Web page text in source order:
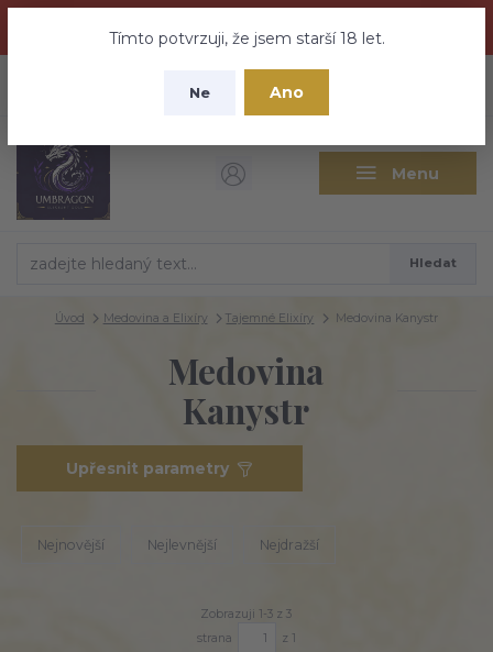
nebuďte vyděšeni zde najdete vše a ještě mnohem víc
Tímto potvrzuji, že jsem starší 18 let.
Ne Ano
Menu
CZK
Hledat
Úvod Medovina a Elixíry Tajemné Elixíry Medovina Kanystr
Medovina
Kanystr
Upřesnit parametry
Nejnovější Nejlevnější Nejdražší
Zobrazuji 1-3 z 3
strana
z 1